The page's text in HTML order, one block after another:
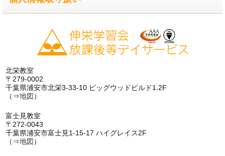
北栄教室
〒279-0002
千葉県浦安市北栄3-33-10 ビッグウッドビルド1.2F
（⇒地図 ）
富士見教室
〒272-0043
千葉県浦安市富士見1-15-17 ハイグレイス2F
（⇒地図 ）